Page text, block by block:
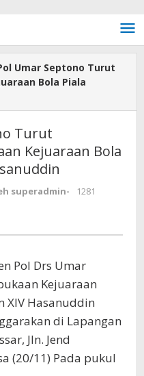
Umar Septono Turut
Bola Piala
Turut
Kejuaraan Bola
superadmin-
1281
Pol Drs Umar
Kejuaraan
XIV Hasanuddin
di Lapangan
Jln. Jend
(20/11) Pada pukul